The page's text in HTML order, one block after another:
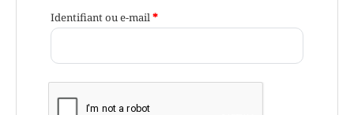
Identifiant ou e-mail*Obligatoire